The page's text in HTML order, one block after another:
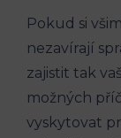
Pokud si
nezavírají
zajistit tak
⁤možných
vyskytovat